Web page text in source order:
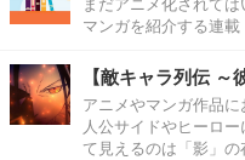
まだアニメ化されて
マンガを紹介する連載
【敵キャラ列伝 ～
アニメやマンガ作品
人公サイドやヒーロ
て見えるのは「影」